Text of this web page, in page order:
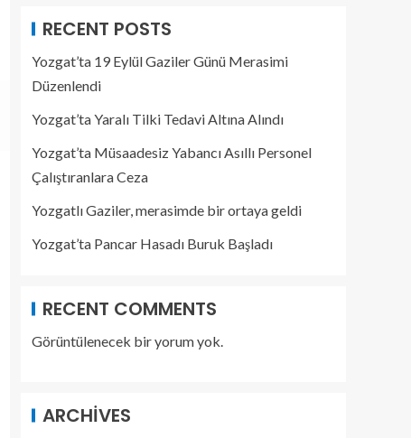
RECENT POSTS
Yozgat’ta 19 Eylül Gaziler Günü Merasimi
Düzenlendi
Yozgat’ta Yaralı Tilki Tedavi Altına Alındı
Yozgat’ta Müsaadesiz Yabancı Asıllı Personel
Çalıştıranlara Ceza
Yozgatlı Gaziler, merasimde bir ortaya geldi
Yozgat’ta Pancar Hasadı Buruk Başladı
RECENT COMMENTS
Görüntülenecek bir yorum yok.
ARCHIVES